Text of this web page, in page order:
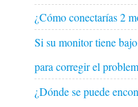
¿Cómo conectarías 2
Si su monitor tiene
para corregir el
¿Dónde se puede